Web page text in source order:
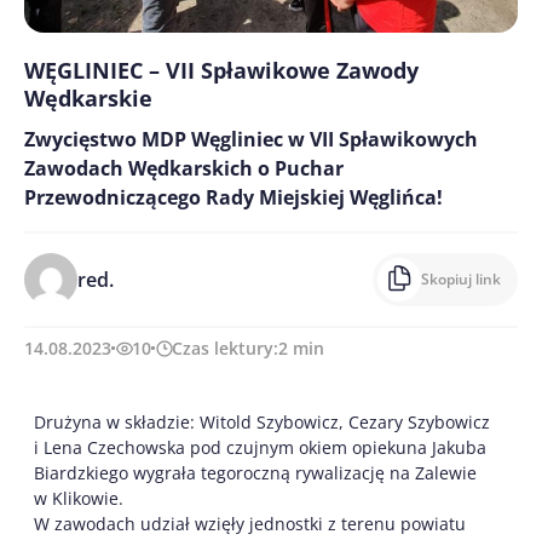
WĘGLINIEC – VII Spławikowe Zawody
Wędkarskie
Zwycięstwo MDP Węgliniec w VII Spławikowych
Zawodach Wędkarskich o Puchar
Przewodniczącego Rady Miejskiej Węglińca!
red. Skopiuj link
14.08.2023 10 Czas lektury:2 min
Drużyna w składzie: Witold Szybowicz, Cezary Szybowicz
i Lena Czechowska pod czujnym okiem opiekuna Jakuba
Biardzkiego wygrała tegoroczną rywalizację na Zalewie
w Klikowie.
W zawodach udział wzięły jednostki z terenu powiatu